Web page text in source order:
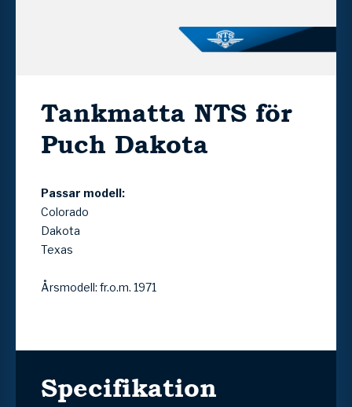
Tankmatta NTS för
Puch Dakota
Passar modell:
Colorado
Dakota
Texas
Årsmodell: fr.o.m. 1971
Specifikation